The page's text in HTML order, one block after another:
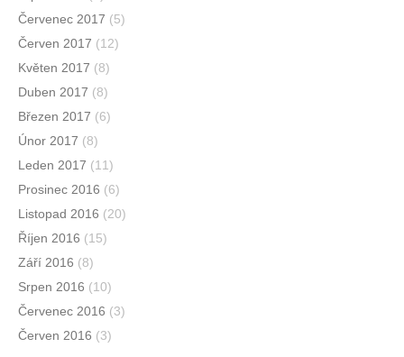
Červenec 2017 (5)
Červen 2017 (12)
Květen 2017 (8)
Duben 2017 (8)
Březen 2017 (6)
Únor 2017 (8)
Leden 2017 (11)
Prosinec 2016 (6)
Listopad 2016 (20)
Říjen 2016 (15)
Září 2016 (8)
Srpen 2016 (10)
Červenec 2016 (3)
Červen 2016 (3)